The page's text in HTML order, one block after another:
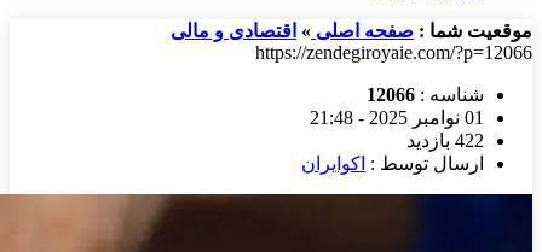
موقعیت شما : صفحه اصلی » اقتصادی و مالی
https://zendegiroyaie.com/?p=12066
شناسه : 12066
01 نوامبر 2025 - 21:48
422 بازدید
ارسال توسط : اکوایران